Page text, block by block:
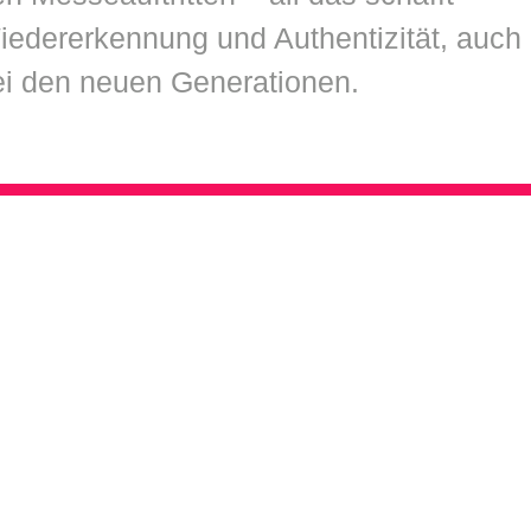
und Authentizität, auch
den neuen Generationen.